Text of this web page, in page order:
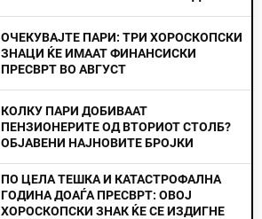
ОЧЕКУВАЈТЕ ПАРИ: ТРИ ХОРОСКОПСКИ
ЗНАЦИ ЌЕ ИМААТ ФИНАНСИСКИ
ПРЕСВРТ ВО АВГУСТ
КОЛКУ ПАРИ ДОБИВААТ
ПЕНЗИОНЕРИТЕ ОД ВТОРИОТ СТОЛБ?
ОБЈАВЕНИ НАЈНОВИТЕ БРОЈКИ
ПО ЦЕЛА ТЕШКА И КАТАСТРОФАЛНА
ГОДИНА ДОАЃА ПРЕСВРТ: ОВОЈ
ХОРОСКОПСКИ ЗНАК ЌЕ СЕ ИЗДИГНЕ